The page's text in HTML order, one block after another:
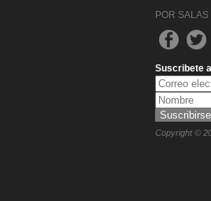
POR
Suscribete
Copyright ©